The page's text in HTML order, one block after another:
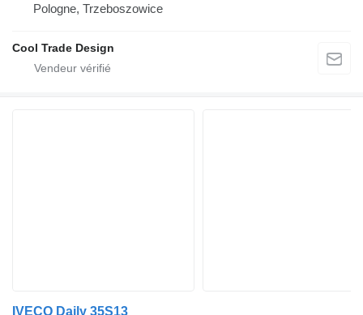
Pologne, Trzeboszowice
Cool Trade Design
IVECO Daily 35S13